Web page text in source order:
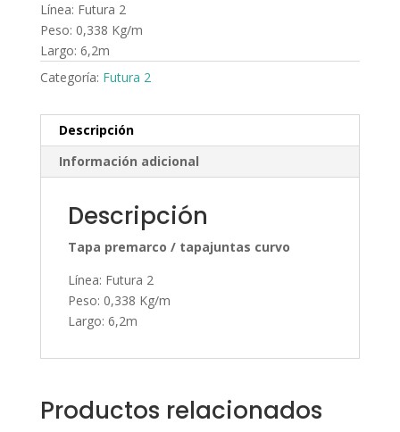
Línea: Futura 2
Peso: 0,338 Kg/m
Largo: 6,2m
Categoría: Futura 2
Descripción
Información adicional
Descripción
Tapa premarco / tapajuntas curvo
Línea: Futura 2
Peso: 0,338 Kg/m
Largo: 6,2m
Productos relacionados